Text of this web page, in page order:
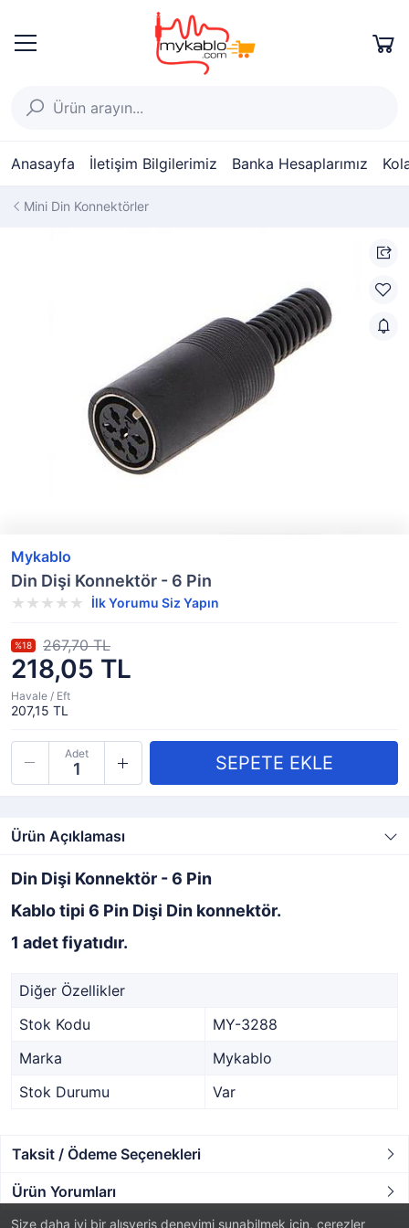
Anasayfa İletişim Bilgilerimiz Banka Hesaplarımız
Size daha iyi bir alışveriş deneyimi sunabilmek için, çerezler
Mini Din Konnektörler
Mykablo
Din Dişi Konnektör - 6 Pin
İlk Yorumu Siz Yapın
218,05 TL
%18 267,70 TL
Havale / Eft
207,15 TL
Adet
Ürün Açıklaması
Din Dişi Konnektör - 6 Pin
Kablo tipi 6 Pin Dişi Din konnektör.
1 adet fiyatıdır.
Diğer Özellikler
Stok Kodu
MY-3288
Marka
Mykablo
Stok Durumu
Var
Taksit / Ödeme Seçenekleri
Ürün Yorumları